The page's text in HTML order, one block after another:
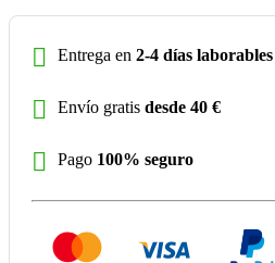
Entrega en 2-4 días laborables
Envío gratis desde 40 €
Pago 100% seguro